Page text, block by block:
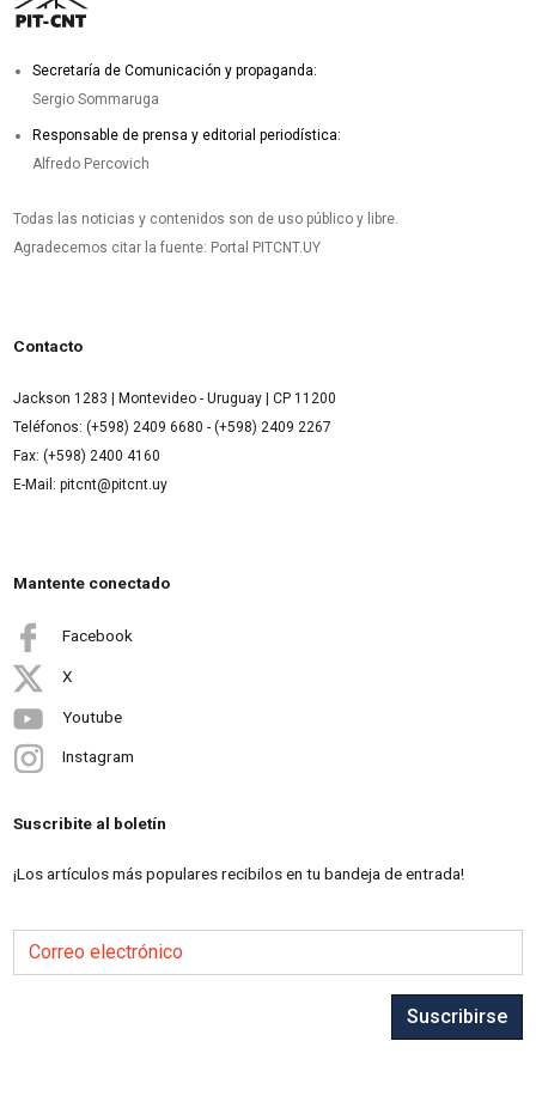
Secretaría de Comunicación y propaganda:
Sergio Sommaruga
Responsable de prensa y editorial periodística:
Alfredo Percovich
Todas las noticias y contenidos son de uso público y libre.
Agradecemos citar la fuente: Portal PITCNT.UY
Contacto
Jackson 1283 | Montevideo - Uruguay | CP 11200
Teléfonos: (+598) 2409 6680 - (+598) 2409 2267
Fax: (+598) 2400 4160
E-Mail: pitcnt@pitcnt.uy
Mantente conectado
Facebook
X
Youtube
Instagram
Suscribite al boletín
¡Los artículos más populares recibilos en tu bandeja de entrada!
Correo electrónico
Suscribirse